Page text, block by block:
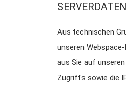
SERVERDATEN
Aus technischen
unseren
aus Sie auf
Zugriffs sowie die